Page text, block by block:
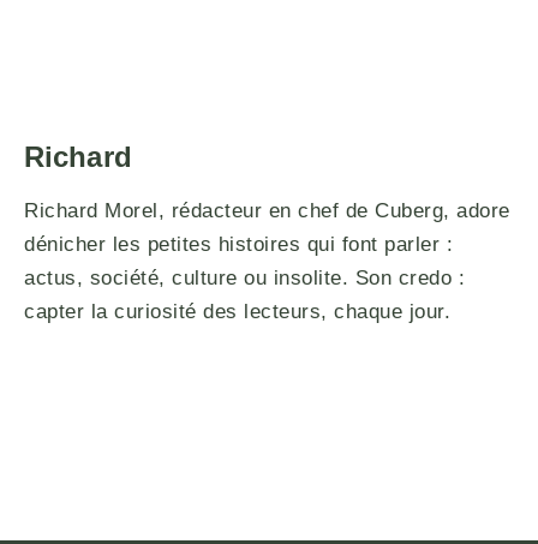
Richard
Richard Morel, rédacteur en chef de Cuberg, adore
dénicher les petites histoires qui font parler :
actus, société, culture ou insolite. Son credo :
capter la curiosité des lecteurs, chaque jour.